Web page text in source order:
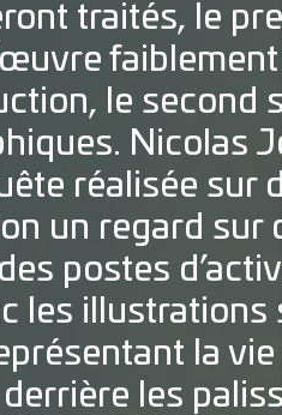
traités, le
le second
Nicolas
réalisée
un regard sur
postes
les illustrations
la
les